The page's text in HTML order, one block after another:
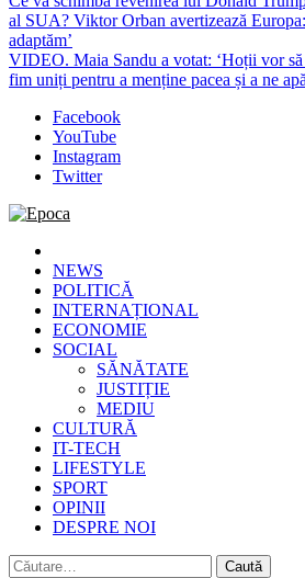
al SUA? Viktor Orban avertizează
adaptăm’
VIDEO. Maia Sandu a votat: ‘Hoții vor să
fim uniți pentru a menține pacea și a ne
Facebook
YouTube
Instagram
Twitter
Epoca
Cele mai noi știri online din România
NEWS
POLITICĂ
INTERNAȚIONAL
ECONOMIE
SOCIAL
SĂNĂTATE
JUSTIȚIE
MEDIU
CULTURĂ
IT-TECH
LIFESTYLE
SPORT
OPINII
DESPRE NOI
Caută